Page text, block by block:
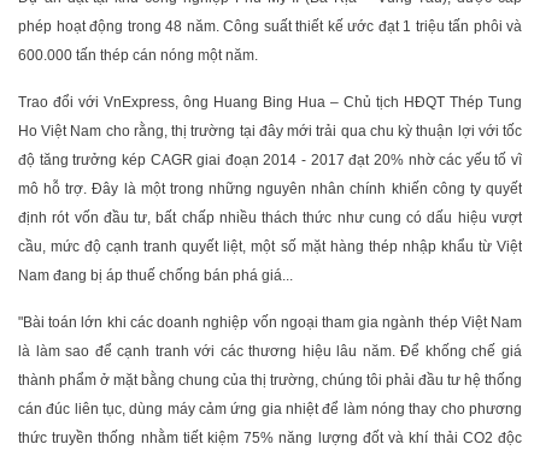
phép hoạt động trong 48 năm. Công suất thiết kế ước đạt 1 triệu tấn phôi và
600.000 tấn thép cán nóng một năm.
Trao đổi với VnExpress, ông Huang Bing Hua – Chủ tịch HĐQT Thép Tung
Ho Việt Nam cho rằng, thị trường tại đây mới trải qua chu kỳ thuận lợi với tốc
độ tăng trưởng kép CAGR giai đoạn 2014 - 2017 đạt 20% nhờ các yếu tố vĩ
mô hỗ trợ. Đây là một trong những nguyên nhân chính khiến công ty quyết
định rót vốn đầu tư, bất chấp nhiều thách thức như cung có dấu hiệu vượt
cầu, mức độ cạnh tranh quyết liệt, một số mặt hàng thép nhập khẩu từ Việt
Nam đang bị áp thuế chống bán phá giá...
"Bài toán lớn khi các doanh nghiệp vốn ngoại tham gia ngành thép Việt Nam
là làm sao để cạnh tranh với các thương hiệu lâu năm. Để khống chế giá
thành phẩm ở mặt bằng chung của thị trường, chúng tôi phải đầu tư hệ thống
cán đúc liên tục, dùng máy cảm ứng gia nhiệt để làm nóng thay cho phương
thức truyền thống nhằm tiết kiệm 75% năng lượng đốt và khí thải CO2 độc